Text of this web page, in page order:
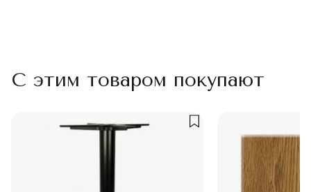
С этим товаром покупают